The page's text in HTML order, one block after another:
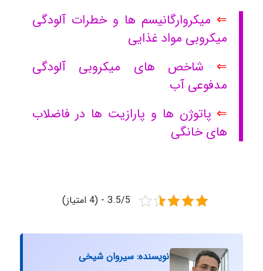
⇐ میکروارگانیسم ها و خطرات آلودگی
میکروبی مواد غذایی
⇐ شاخص های میکروبی آلودگی
مدفوعی آب
⇐ پاتوژن ها و پارازیت ها در فاضلاب
های خانگی
3.5/5 - (4 امتیاز)
نویسنده: سیروان شیخی